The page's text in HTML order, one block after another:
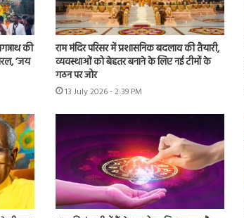
की
‘जय
राम मंदिर परिसर में प्रशासनिक बदलाव की तैयारी,
व्यवस्थाओं को बेहतर बनाने के लिए नई टीमों के
गठन पर जोर
13 July 2026 - 2:39 PM